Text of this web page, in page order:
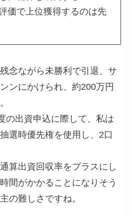
価で上位獲得するのは先
念ながら未勝利で引退、サ
ンにかけられ、約200万円
の出資申込に際して、私は
選時優先権を使用し、2口
算出資回収率をプラスにし
間がかかることになりそう
の難しさですね。